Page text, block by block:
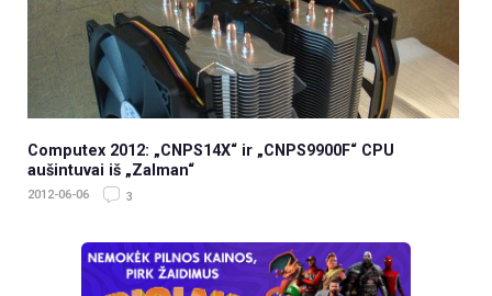
Computex 2012: „CNPS14X“ ir „CNPS9900F“ CPU
aušintuvai iš „Zalman“
2012-06-06 3